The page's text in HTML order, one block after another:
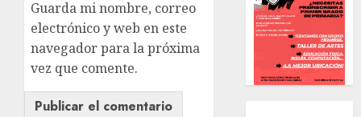
Guarda mi nombre, correo
electrónico y web en este
navegador para la próxima
vez que comente.